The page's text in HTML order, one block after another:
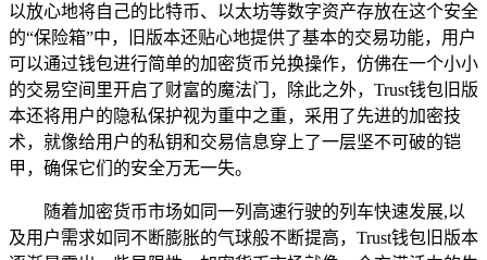
以放心地将自己的比特币、以太坊等数字资产存放在这个安全
的“保险箱”中，旧版本还贴心地提供了基本的交易功能，用户
可以通过钱包进行简单的加密货币兑换操作，仿佛在一个小小
的交易空间里开启了财富的魔法门，除此之外，Trust钱包旧版
本还将用户的隐私保护视为重中之重，采用了先进的加密技
术，就像给用户的私钥和交易信息穿上了一层坚不可破的铠
甲，确保它们的安全万无一失。
随着加密货币市场如同一列高速行驶的列车快速发展,以
及用户需求如同不断膨胀的气球般不断提高，Trust钱包旧版本